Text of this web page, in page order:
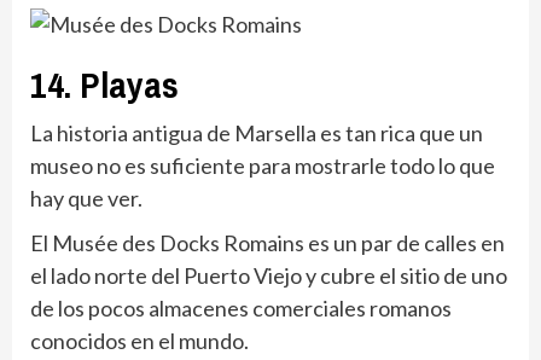
14. Playas
La historia antigua de Marsella es tan rica que un
museo no es suficiente para mostrarle todo lo que
hay que ver.
El Musée des Docks Romains es un par de calles en
el lado norte del Puerto Viejo y cubre el sitio de uno
de los pocos almacenes comerciales romanos
conocidos en el mundo.